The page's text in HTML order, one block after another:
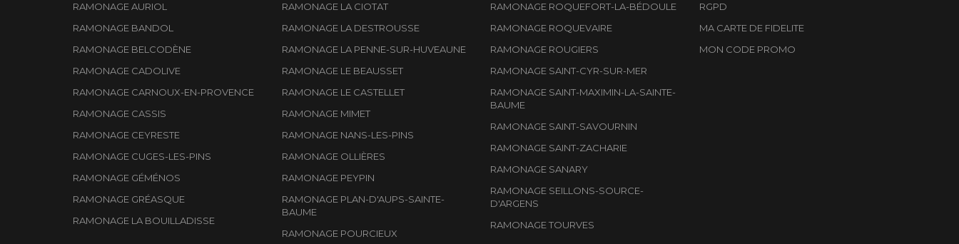
RAMONAGE AURIOL
RAMONAGE BANDOL
RAMONAGE BELCODÈNE
RAMONAGE CADOLIVE
RAMONAGE CARNOUX-EN-PROVENCE
RAMONAGE CASSIS
RAMONAGE CEYRESTE
RAMONAGE CUGES-LES-PINS
RAMONAGE GÉMÉNOS
RAMONAGE GRÉASQUE
RAMONAGE LA BOUILLADISSE
RAMONAGE LA CIOTAT
RAMONAGE LA DESTROUSSE
RAMONAGE LA PENNE-SUR-HUVEAUNE
RAMONAGE LE BEAUSSET
RAMONAGE LE CASTELLET
RAMONAGE MIMET
RAMONAGE NANS-LES-PINS
RAMONAGE OLLIÈRES
RAMONAGE PEYPIN
RAMONAGE PLAN-D'AUPS-SAINTE-
BAUME
RAMONAGE POURCIEUX
RAMONAGE ROQUEFORT-LA-BÉDOULE
RAMONAGE ROQUEVAIRE
RAMONAGE ROUGIERS
RAMONAGE SAINT-CYR-SUR-MER
RAMONAGE SAINT-MAXIMIN-LA-SAINTE-
BAUME
RAMONAGE SAINT-SAVOURNIN
RAMONAGE SAINT-ZACHARIE
RAMONAGE SANARY
RAMONAGE SEILLONS-SOURCE-
D'ARGENS
RAMONAGE TOURVES
RGPD
MA CARTE DE FIDELITE
MON CODE PROMO